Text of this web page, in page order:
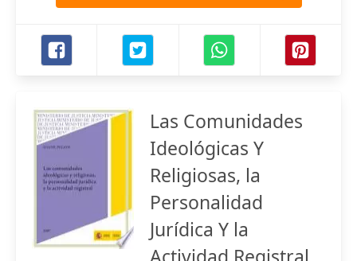
Las Comunidades
Ideológicas Y
Religiosas, la
Personalidad
Jurídica Y la